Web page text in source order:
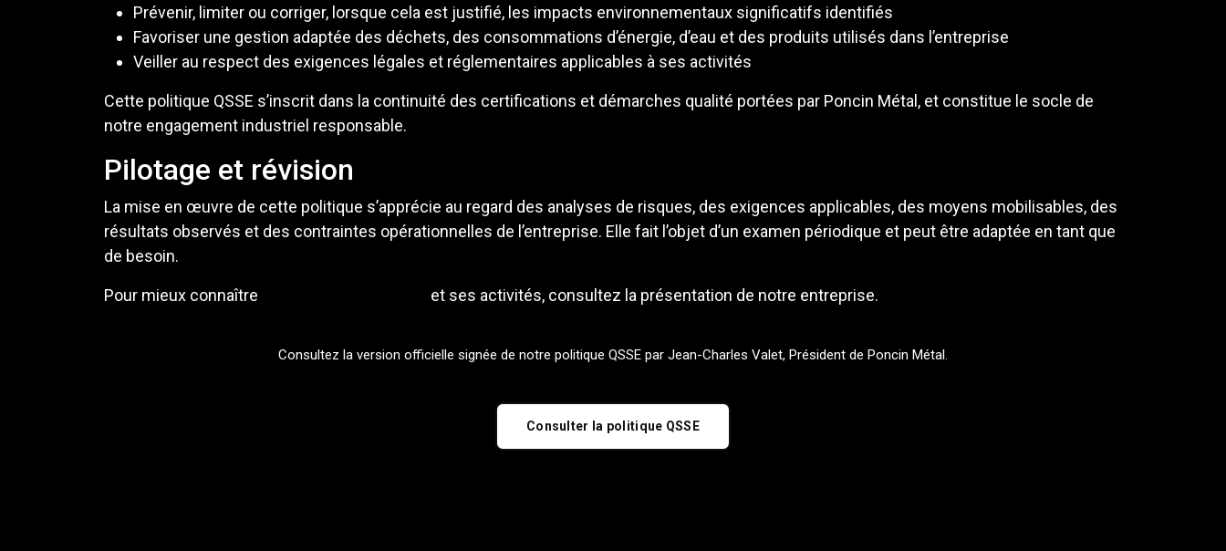
Prévenir, limiter ou corriger, lorsque cela est justifié, les impacts environnementaux significatifs identifiés
Favoriser une gestion adaptée des déchets, des consommations d’énergie, d’eau et des produits utilisés dans l’entreprise
Veiller au respect des exigences légales et réglementaires applicables à ses activités
Cette politique QSSE s’inscrit dans la continuité des certifications et démarches qualité portées par Poncin Métal, et constitue le socle de
notre engagement industriel responsable.
Pilotage et révision
La mise en œuvre de cette politique s’apprécie au regard des analyses de risques, des exigences applicables, des moyens mobilisables, des
résultats observés et des contraintes opérationnelles de l’entreprise. Elle fait l’objet d’un examen périodique et peut être adaptée en tant que
de besoin.
Pour mieux connaître et ses activités, consultez la présentation de notre entreprise.
Consultez la version officielle signée de notre politique QSSE par Jean-Charles Valet, Président de Poncin Métal.
Consulter la politique QSSE